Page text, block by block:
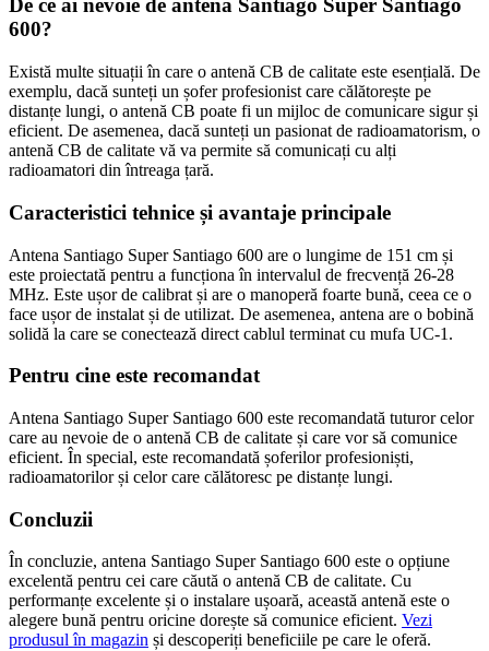
De ce ai nevoie de antena Santiago Super Santiago
600?
Există multe situații în care o antenă CB de calitate este esențială. De
exemplu, dacă sunteți un șofer profesionist care călătorește pe
distanțe lungi, o antenă CB poate fi un mijloc de comunicare sigur și
eficient. De asemenea, dacă sunteți un pasionat de radioamatorism, o
antenă CB de calitate vă va permite să comunicați cu alți
radioamatori din întreaga țară.
Caracteristici tehnice și avantaje principale
Antena Santiago Super Santiago 600 are o lungime de 151 cm și
este proiectată pentru a funcționa în intervalul de frecvență 26-28
MHz. Este ușor de calibrat și are o manoperă foarte bună, ceea ce o
face ușor de instalat și de utilizat. De asemenea, antena are o bobină
solidă la care se conectează direct cablul terminat cu mufa UC-1.
Pentru cine este recomandat
Antena Santiago Super Santiago 600 este recomandată tuturor celor
care au nevoie de o antenă CB de calitate și care vor să comunice
eficient. În special, este recomandată șoferilor profesioniști,
radioamatorilor și celor care călătoresc pe distanțe lungi.
Concluzii
În concluzie, antena Santiago Super Santiago 600 este o opțiune
excelentă pentru cei care căută o antenă CB de calitate. Cu
performanțe excelente și o instalare ușoară, această antenă este o
alegere bună pentru oricine dorește să comunice eficient. Vezi
produsul în magazin și descoperiți beneficiile pe care le oferă.